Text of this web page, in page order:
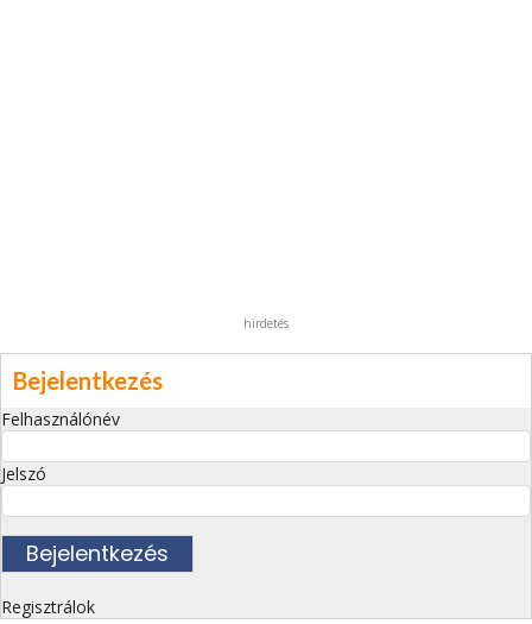
hirdetés
Bejelentkezés
Felhasználónév
Jelszó
Regisztrálok